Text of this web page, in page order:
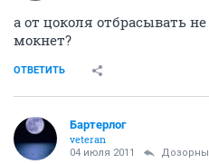
а от цоколя отбрасывать
мокнет?
ОТВЕТИТЬ
Бартерлог
veteran
04 июля 2011